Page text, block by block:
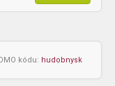
kódu: hudobnysk